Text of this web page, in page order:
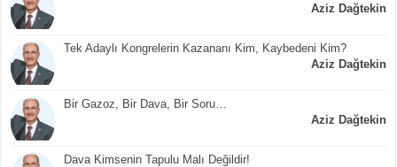
Aziz Dağtekin
Tek Adaylı Kongrelerin Kazananı Kim, Kaybedeni Kim?
Aziz Dağtekin
Bir Gazoz, Bir Dava, Bir Soru…
Aziz Dağtekin
Dava Kimsenin Tapulu Malı Değildir!